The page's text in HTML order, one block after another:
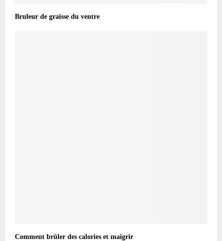
Bruleur de graisse du ventre
Comment brûler des calories et maigrir